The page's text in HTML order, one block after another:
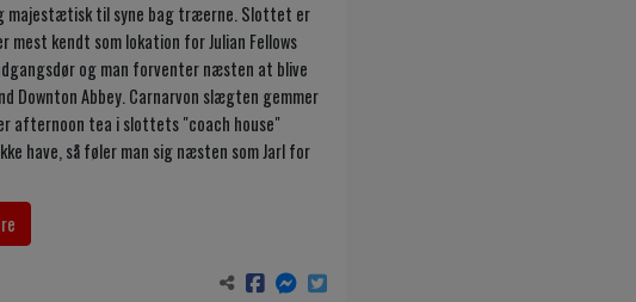
majestætisk til syne bag træerne. Slottet er
kendt som lokation for Julian Fellows
og man forventer næsten at blive
Downton Abbey. Carnarvon slægten gemmer
afternoon tea i slottets "coach house"
have, så føler man sig næsten som Jarl for